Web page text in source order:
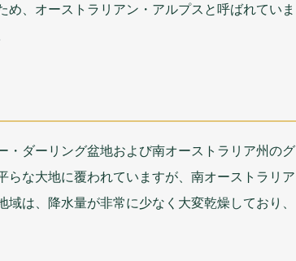
め、オーストラリアン・アルプスと呼ばれていま
・ダーリング盆地および南オーストラリア州のグ
らな大地に覆われていますが、 南オーストラリア
域は、 降水量が非常に少なく 大変乾燥 しており、